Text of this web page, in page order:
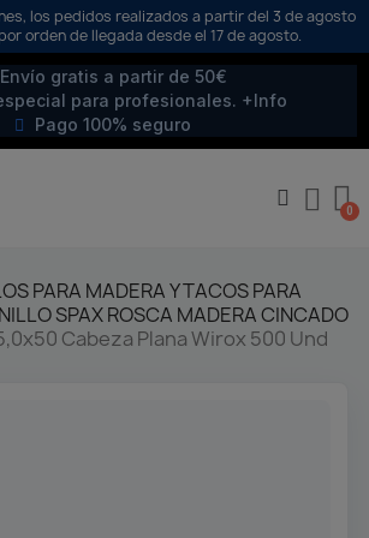
los pedidos realizados a partir del 3 de agosto
orden de llegada desde el 17 de agosto.
Envío gratis a partir de 50€
para profesionales. +Info
Pago 100% seguro
PARA MADERA Y TACOS PARA
SPAX ROSCA MADERA CINCADO
Cabeza Plana Wirox 500 Und